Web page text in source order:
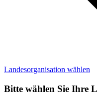
Landesorganisation wählen
Bitte wählen Sie Ihre